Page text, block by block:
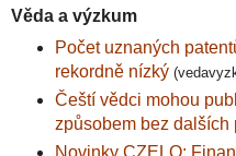
Věda a výzkum
Počet uznaných
rekordně nízký
Čeští vědci mohou
způsobem bez dalších
Novinky CZELO: